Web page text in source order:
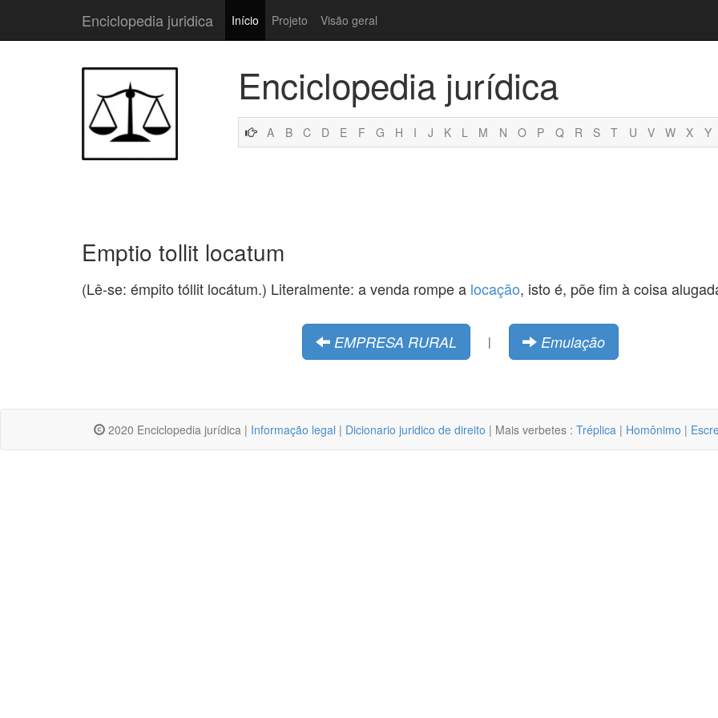
Enciclopedia juridica Início Projeto Visão geral
Enciclopedia jurídica
A B C D E F G H I J K L M N O P Q R S T U V W X Y
Emptio tollit locatum
(Lê-se: émpito tóllit locátum.) Literalmente: a venda rompe a locação, isto é, põe fim à coisa
EMPRESA RURAL | Emulação
2020 Enciclopedia jurídica | Informação legal | Dicionario juridico de direito | Mais verbetes : Tréplica | Homônimo |